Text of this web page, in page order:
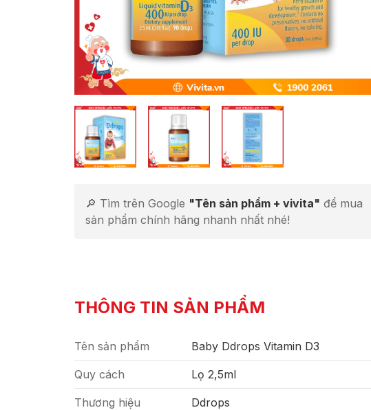
🔎 Tìm trên Google "Tên sản phẩm + vivita" để mua
sản phẩm chính hãng nhanh nhất nhé!
THÔNG TIN SẢN PHẨM
Tên sản phẩm Baby Ddrops Vitamin D3
Quy cách Lọ 2,5ml
Thương hiệu Ddrops